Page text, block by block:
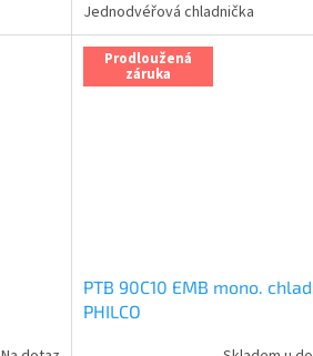
Jednodvéřová chladnička
Prodloužená
záruka
PTB 90C10 EMB mono.
PHILCO